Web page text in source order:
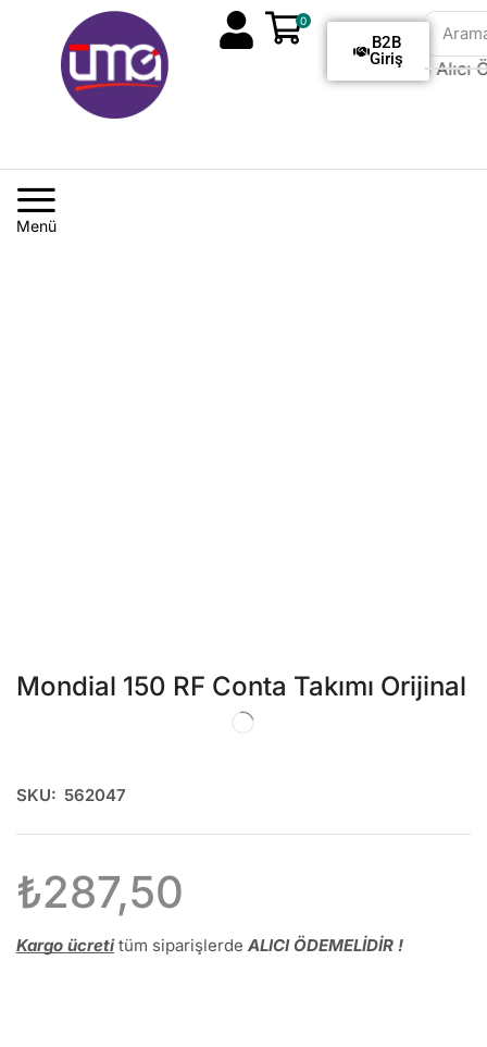
Tüm Siparişlerde Kargo Alıcı
0
B2B
Giriş
Menü
Mondial 150 RF Conta Takımı Orijinal
SKU: 562047
₺287,50
Kargo ücretitüm siparişlerde ALICI ÖDEMELİDİR !